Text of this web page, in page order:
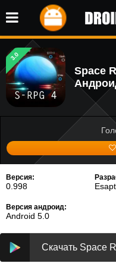
3.0
Space
Версия:
0.998
Версия андроид:
Android 5.0
Скачать Space